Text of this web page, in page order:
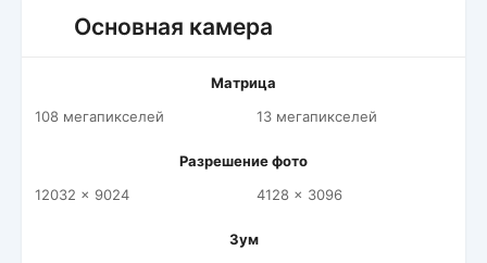
Основная камера
Матрица
108 мегапикселей
13 мегапикселей
Разрешение фото
12032 x 9024
4128 x 3096
Зум